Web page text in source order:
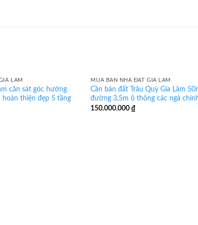
LÂM
căn sát góc hướng
thiện đẹp 5 tầng
MUA BÁN NHÀ ĐẤT GIA LÂM
Cần bán đất Trâu Quỳ Gia Lâm
đường 3,5m ô thông các ngả
150.000.000₫